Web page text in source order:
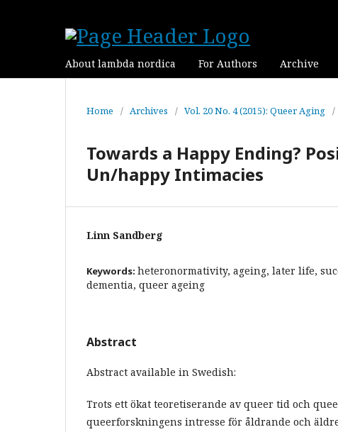
About lambda nordica For Authors Archive
Home / Archives / Vol. 20 No. 4 (2015): Queer Aging /
Towards a Happy Ending?
Un/happy Intimacies
Linn Sandberg
Keywords: heteronormativity, ageing, later life,
dementia, queer ageing
Abstract
Abstract available in Swedish:
Trots ett ökat teoretiserande av queer tid och
queerforskningens intresse för åldrande och